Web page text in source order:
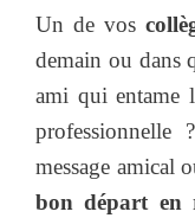
Un de vos
demain ou dans
ami qui entame
message amical
bon départ en